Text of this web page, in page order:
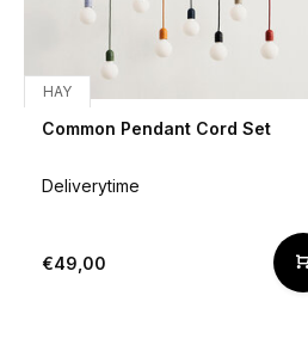
HAY
Common Pendant Cord Set
Deliverytime
€49,00